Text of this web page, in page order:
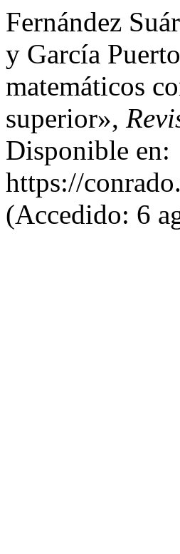
Fernández
y García
matemáticos
superior»,
Disponible en:
https://
(Accedido: 6